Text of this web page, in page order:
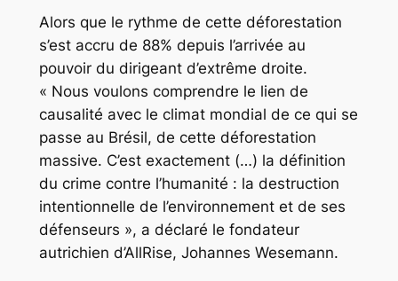
Alors que le rythme de cette déforestation
s’est accru de 88% depuis l’arrivée au
pouvoir du dirigeant d’extrême droite.
« Nous voulons comprendre le lien de
causalité avec le climat mondial de ce qui se
passe au Brésil, de cette déforestation
massive. C’est exactement (…) la définition
du crime contre l’humanité : la destruction
intentionnelle de l’environnement et de ses
défenseurs », a déclaré le fondateur
autrichien d’AllRise, Johannes Wesemann.